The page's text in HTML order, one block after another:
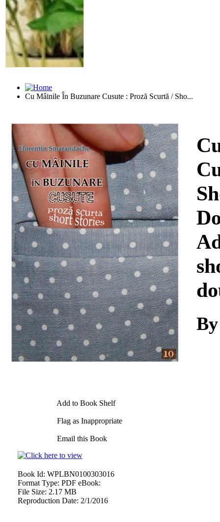
Cu Mâinile În Buzunare Cusute : Proză Scurtă / Sho...
Download
Add to Book Shelf
Flag as Inappropriate
Email this Book
Book Id: WPLBN0100303016
Format Type: PDF eBook:
File Size: 2.17 MB
Reproduction Date: 2/1/2016